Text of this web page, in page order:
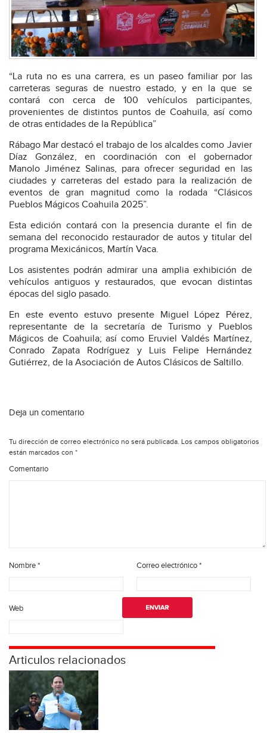
“La ruta no es una carrera, es un paseo familiar por las
carreteras seguras de nuestro estado, y en la que se
contará con cerca de 100 vehículos participantes,
provenientes de distintos puntos de Coahuila, así como
de otras entidades de la República”
Rábago Mar destacó el trabajo de los alcaldes como Javier
Díaz González, en coordinación con el gobernador
Manolo Jiménez Salinas, para ofrecer seguridad en las
ciudades y carreteras del estado para la realización de
eventos de gran magnitud como la rodada “Clásicos
Pueblos Mágicos Coahuila 2025”.
Esta edición contará con la presencia durante el fin de
semana del reconocido restaurador de autos y titular del
programa Mexicánicos, Martín Vaca.
Los asistentes podrán admirar una amplia exhibición de
vehículos antiguos y restaurados, que evocan distintas
épocas del siglo pasado.
En este evento estuvo presente Miguel López Pérez,
representante de la secretaría de Turismo y Pueblos
Mágicos de Coahuila; así como Eruviel Valdés Martínez,
Conrado Zapata Rodríguez y Luis Felipe Hernández
Gutiérrez, de la Asociación de Autos Clásicos de Saltillo.
Deja un comentario
Tu dirección de correo electrónico no será publicada. Los campos obligatorios
están marcados con *
Comentario
Nombre* Correo electrónico*
Web
Articulos relacionados